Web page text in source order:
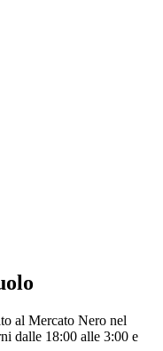
al Mercato Nero nel
dalle 18:00 alle 3:00 e